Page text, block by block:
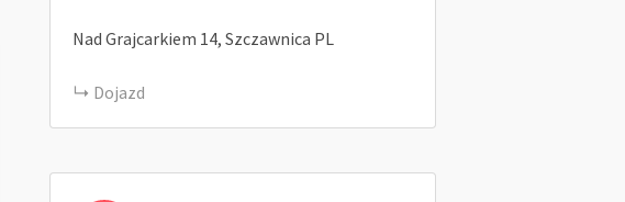
Nad Grajcarkiem 14 Szczawnica PL
Dojazd